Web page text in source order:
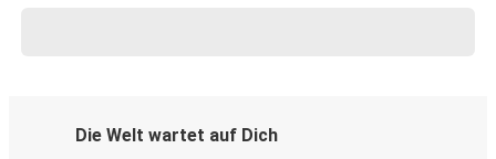
Die Welt wartet auf Dich